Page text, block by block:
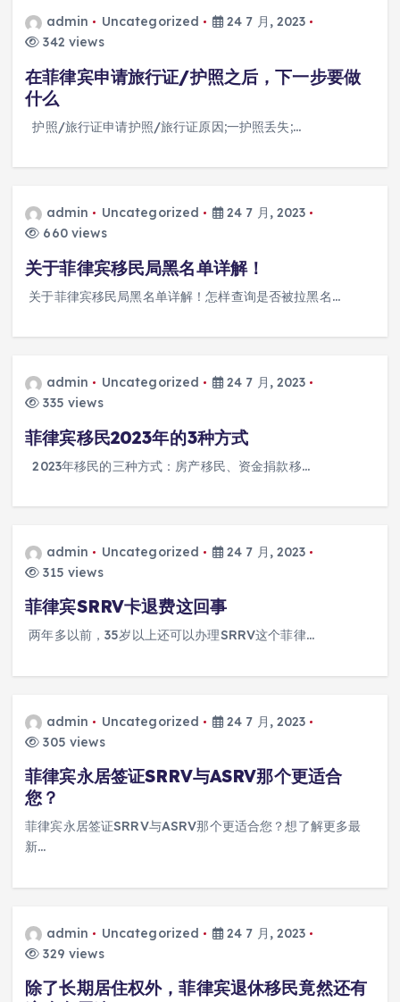
admin Uncategorized
24 7 月, 2023
342 views
在菲律宾申请旅行证/护照之后，下一步要做
什么
护照/旅行证申请护照/旅行证原因;一护照丢失;…
admin Uncategorized
24 7 月, 2023
660 views
关于菲律宾移民局黑名单详解！
关于菲律宾移民局黑名单详解！怎样查询是否被拉黑名…
admin Uncategorized
24 7 月, 2023
335 views
菲律宾移民2023年的3种方式
2023年移民的三种方式：房产移民、资金捐款移…
admin Uncategorized
24 7 月, 2023
315 views
菲律宾SRRV卡退费这回事
两年多以前，35岁以上还可以办理SRRV这个菲律…
admin Uncategorized
24 7 月, 2023
305 views
菲律宾永居签证SRRV与ASRV那个更适合
您？
菲律宾永居签证SRRV与ASRV那个更适合您？想了解更多最
新…
admin Uncategorized
24 7 月, 2023
329 views
除了长期居住权外，菲律宾退休移民竟然还有